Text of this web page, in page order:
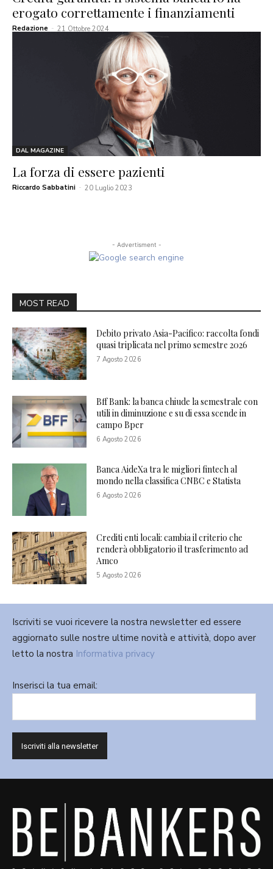
erogato correttamente i finanziamenti
Redazione - 21 Ottobre 2024
DAL MAGAZINE
La forza di essere pazienti
Riccardo Sabbatini - 20 Luglio 2023
- Advertisment -
MOST READ
Debito privato Asia-Pacifico: raccolta fondi
quasi triplicata nel primo semestre 2026
7 Agosto 2026
Bff Bank: la banca chiude la semestrale con
utili in diminuzione e su di essa scende in
campo Bper
6 Agosto 2026
Banca AideXa tra le migliori fintech al
mondo nella classifica CNBC e Statista
6 Agosto 2026
Crediti enti locali: cambia il criterio che
renderà obbligatorio il trasferimento ad
Amco
5 Agosto 2026
Iscriviti se vuoi ricevere la nostra newsletter ed essere
aggiornato sulle nostre ultime novità e attività, dopo aver
letto la nostra Informativa privacy
Inserisci la tua email: